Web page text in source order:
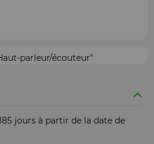
parleur/écouteur"
jours à partir de la date de